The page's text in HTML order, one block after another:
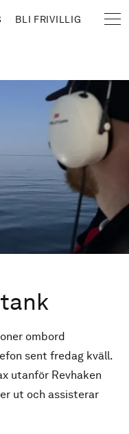
BLI FRIVILLIG
ombord
sent fredag kväll.
utanför Revhaken
ut och assisterar